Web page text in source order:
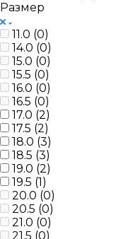
Размер
11.0 (0)
14.0 (0)
15.0 (0)
15.5 (0)
16.0 (0)
16.5 (0)
17.0 (2)
17.5 (2)
18.0 (3)
18.5 (3)
19.0 (2)
19.5 (1)
20.0 (0)
20.5 (0)
21.0 (0)
21.5 (0)